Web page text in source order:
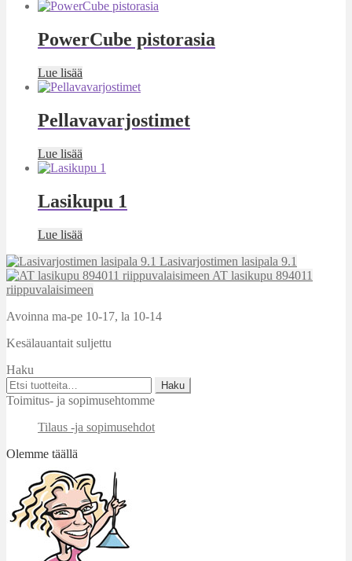
PowerCube pistorasia
Lue lisää
Pellavavarjostimet
Lue lisää
Lasikupu 1
Lue lisää
Lasivarjostimen lasipala 9.1
AT lasikupu 894011
riippuvalaisimeen
Avoinna ma-pe 10-17, la 10-14
Kesälauantait suljettu
Haku
Etsi:
Haku
Toimitus- ja sopimusehtomme
Tilaus -ja sopimusehdot
Olemme täällä